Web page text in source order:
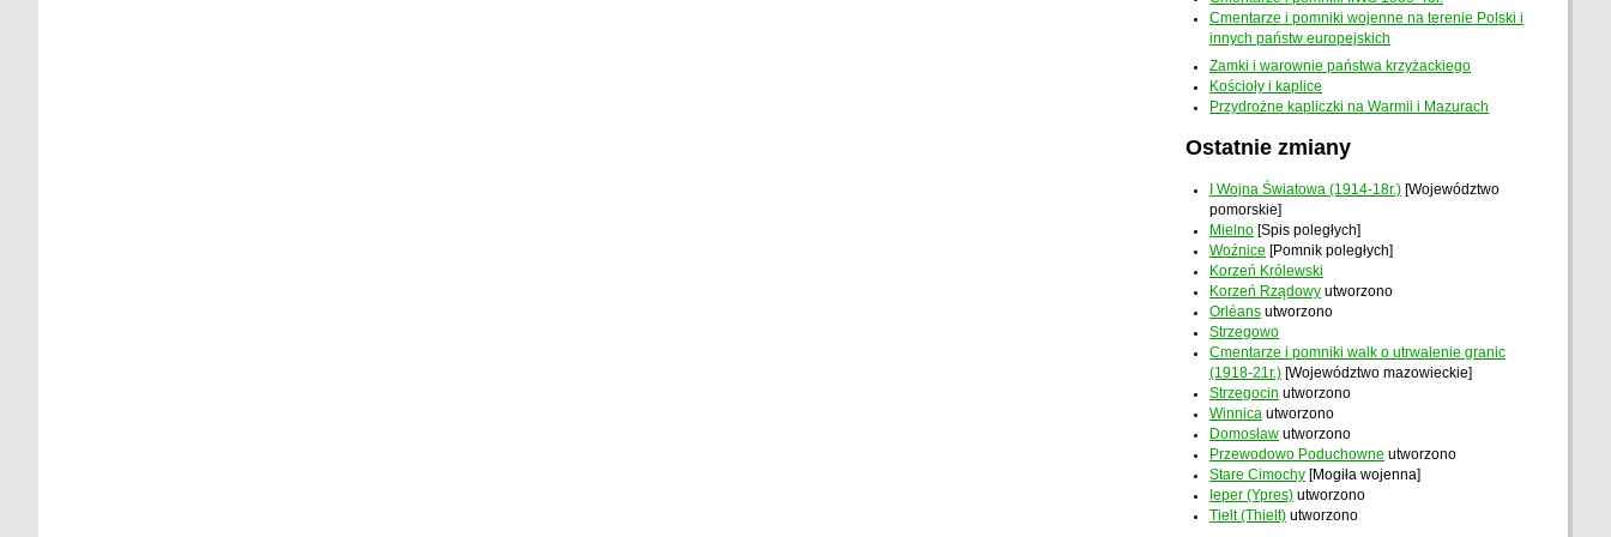
Cmentarze i pomniki wojenne na terenie Polski i
innych państw europejskich
Zamki i warownie państwa krzyżackiego
Kościoły i kaplice
Przydrożne kapliczki na Warmii i Mazurach
Ostatnie zmiany
I Wojna Światowa (1914-18r.) [Województwo
pomorskie]
Mielno [Spis poległych]
Woźnice [Pomnik poległych]
Korzeń Królewski
Korzeń Rządowy utworzono
Orléans utworzono
Strzegowo
Cmentarze i pomniki walk o utrwalenie granic
(1918-21r.) [Województwo mazowieckie]
Strzegocin utworzono
Winnica utworzono
Domosław utworzono
Przewodowo Poduchowne utworzono
Stare Cimochy [Mogiła wojenna]
Ieper (Ypres) utworzono
Tielt (Thielt) utworzono